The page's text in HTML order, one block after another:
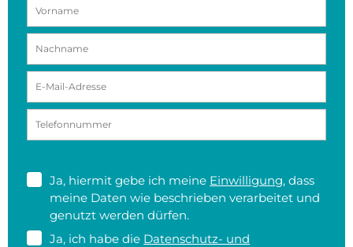
Ja, hiermit gebe ich meine Einwilligung, dass
meine Daten wie beschrieben verarbeitet und
genutzt werden dürfen.
Ja, ich habe die Datenschutz- und